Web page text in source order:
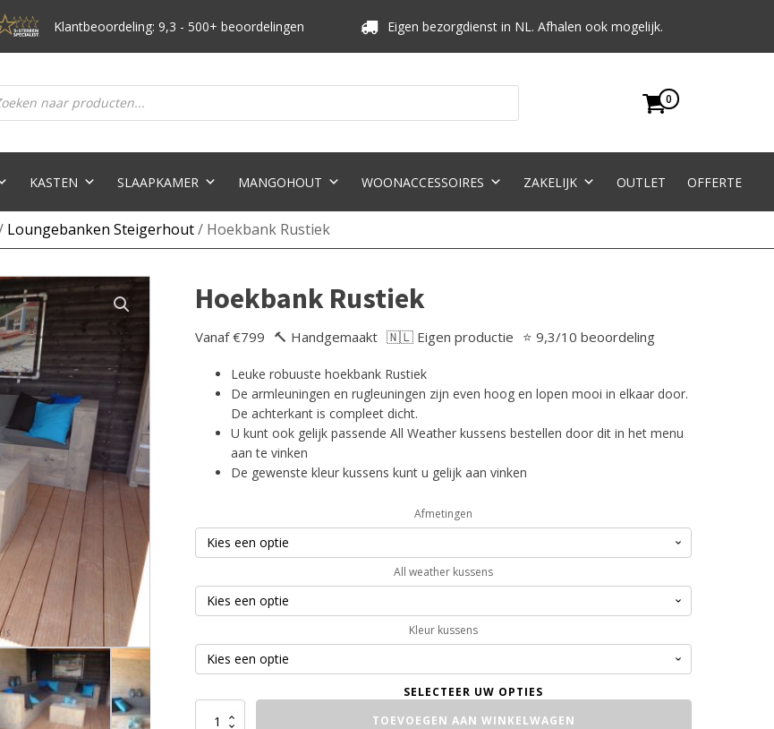
Klantbeoordeling: 9,3 - 500+ beoordelingen Eigen bezorgdienst in NL. Afhalen ook mogelijk.
0
KASTEN SLAAPKAMER MANGOHOUT WOONACCESSOIRES ZAKELIJK OUTLET OFFERTE
Loungebanken Steigerhout/ Hoekbank Rustiek
Hoekbank Rustiek
Vanaf €799 🔨 Handgemaakt 🇳🇱 Eigen productie ⭐ 9,3/10 beoordeling
Leuke robuuste hoekbank Rustiek
De armleuningen en rugleuningen zijn even hoog en lopen mooi in elkaar door.
De achterkant is compleet dicht.
U kunt ook gelijk passende All Weather kussens bestellen door dit in het menu
aan te vinken
De gewenste kleur kussens kunt u gelijk aan vinken
Afmetingen
All weather kussens
Kleur kussens
Hoekbank
TOEVOEGEN AAN WINKELWAGEN